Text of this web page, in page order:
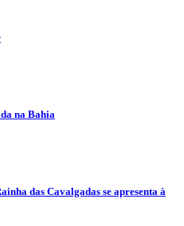
na Bahia
das Cavalgadas se apresenta à